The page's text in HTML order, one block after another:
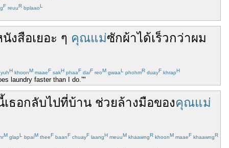
F reuuR bplaaoL
งสือเยอะ ๆ คุณแม่ซักผ้าได้เร็วกว่าผม
yuhH khoonM maaeF sakH phaaF daiF reoM gwaaL phohmR duayF khrapH
laundry faster than I do.”"
เธอกลับไปที่บ้าน ช่วยล้างมือของคุณแม่
M glapL bpaiM theeF baanF chuayF laangH meuuM khaawngR khoonM maaeF khaawngR